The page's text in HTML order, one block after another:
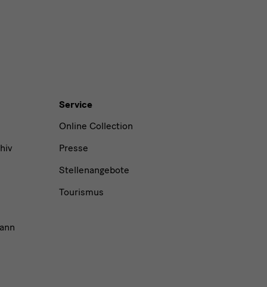
Service
Online Collection
Presse
Stellenangebote
Tourismus